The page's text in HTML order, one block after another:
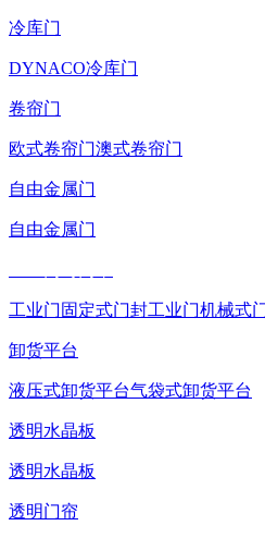
冷库门
DYNACO冷库门
卷帘门
欧式卷帘门澳式卷帘门
自由金属门
自由金属门
工业门固定式门封工业门机械式
卸货平台
液压式卸货平台气袋式卸货平台
透明水晶板
透明水晶板
透明门帘